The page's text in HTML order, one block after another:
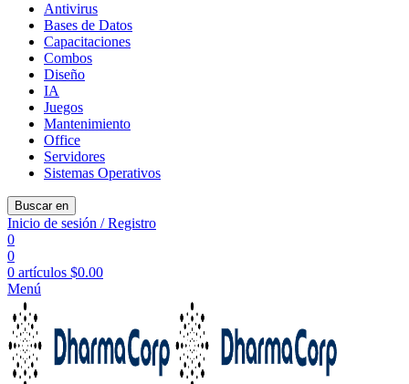
Antivirus
Bases de Datos
Capacitaciones
Combos
Diseño
IA
Juegos
Mantenimiento
Office
Servidores
Sistemas Operativos
Buscar en
Inicio de sesión / Registro
0
0
0 artículos $0.00
Menú